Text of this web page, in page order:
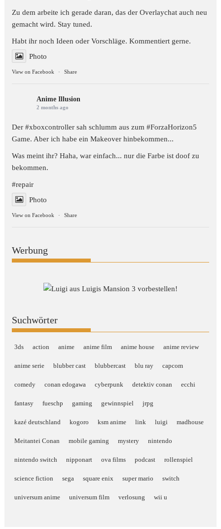
Zu dem arbeite ich gerade daran, das der Overlaychat auch neu
gemacht wird. Stay tuned.
Habt ihr noch Ideen oder Vorschläge. Kommentiert gerne.
Photo
View on Facebook · Share
Anime Illusion
2 months ago
Der #xboxcontroller sah schlumm aus zum#ForzaHorizon5
Game. Aber ich habe ein Makeover hinbekommen...
Was meint ihr? Haha, war einfach... nur die Farbe ist doof zu
bekommen.
#repair
Photo
View on Facebook · Share
Werbung
Suchwörter
3ds action anime anime film anime house anime review
anime serie blubber cast blubbercast blu ray capcom
comedy conan edogawa cyberpunk detektiv conan ecchi
fantasy fueschp gaming gewinnspiel jrpg
kazé deutschland kogoro ksm anime link luigi madhouse
Meitantei Conan mobile gaming mystery nintendo
nintendo switch nipponart ova films podcast rollenspiel
science fiction sega square enix super mario switch
universum anime universum film verlosung wii u